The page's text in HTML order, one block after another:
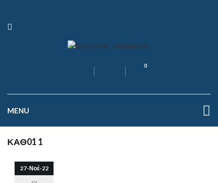
0
MENU
ΚΑΘ01 1
27-Νοέ-22